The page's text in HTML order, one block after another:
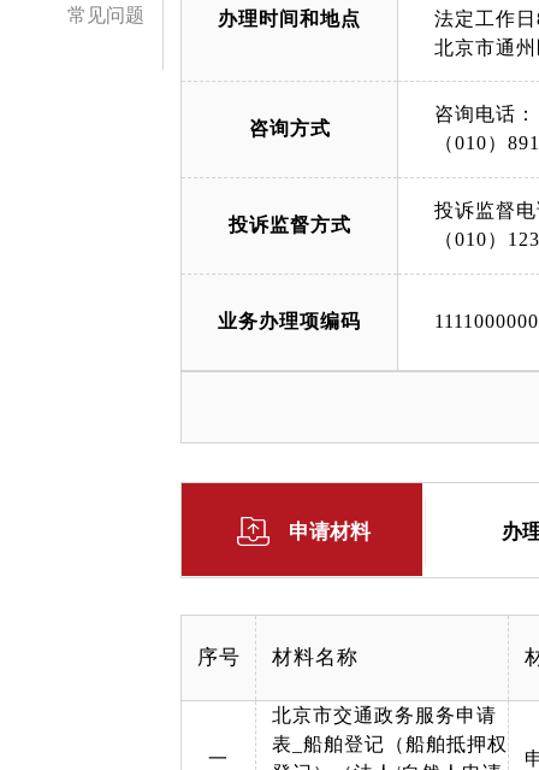
常见问题 办理时间和地点
法定工作
北京市通
咨询方式
咨询电话：
（010）
投诉监督方式
投诉监督
（010）
业务办理项编码
申请材料 办
序号 材料名称
一
北京市交通政务服务申请
表_船舶登记（船舶抵押权